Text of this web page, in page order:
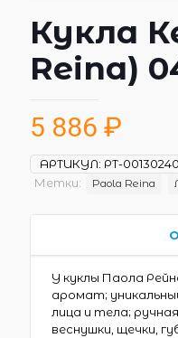
Кукла
Reina)
5 886 ₽
АРТИКУЛ: РТ-00130240
Метки:
Paola Reina
У куклы Паола
аромат;
лица и тела;
веснушки, щечки,